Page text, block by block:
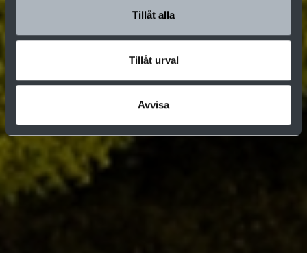
Tillåt alla
Tillåt urval
Avvisa